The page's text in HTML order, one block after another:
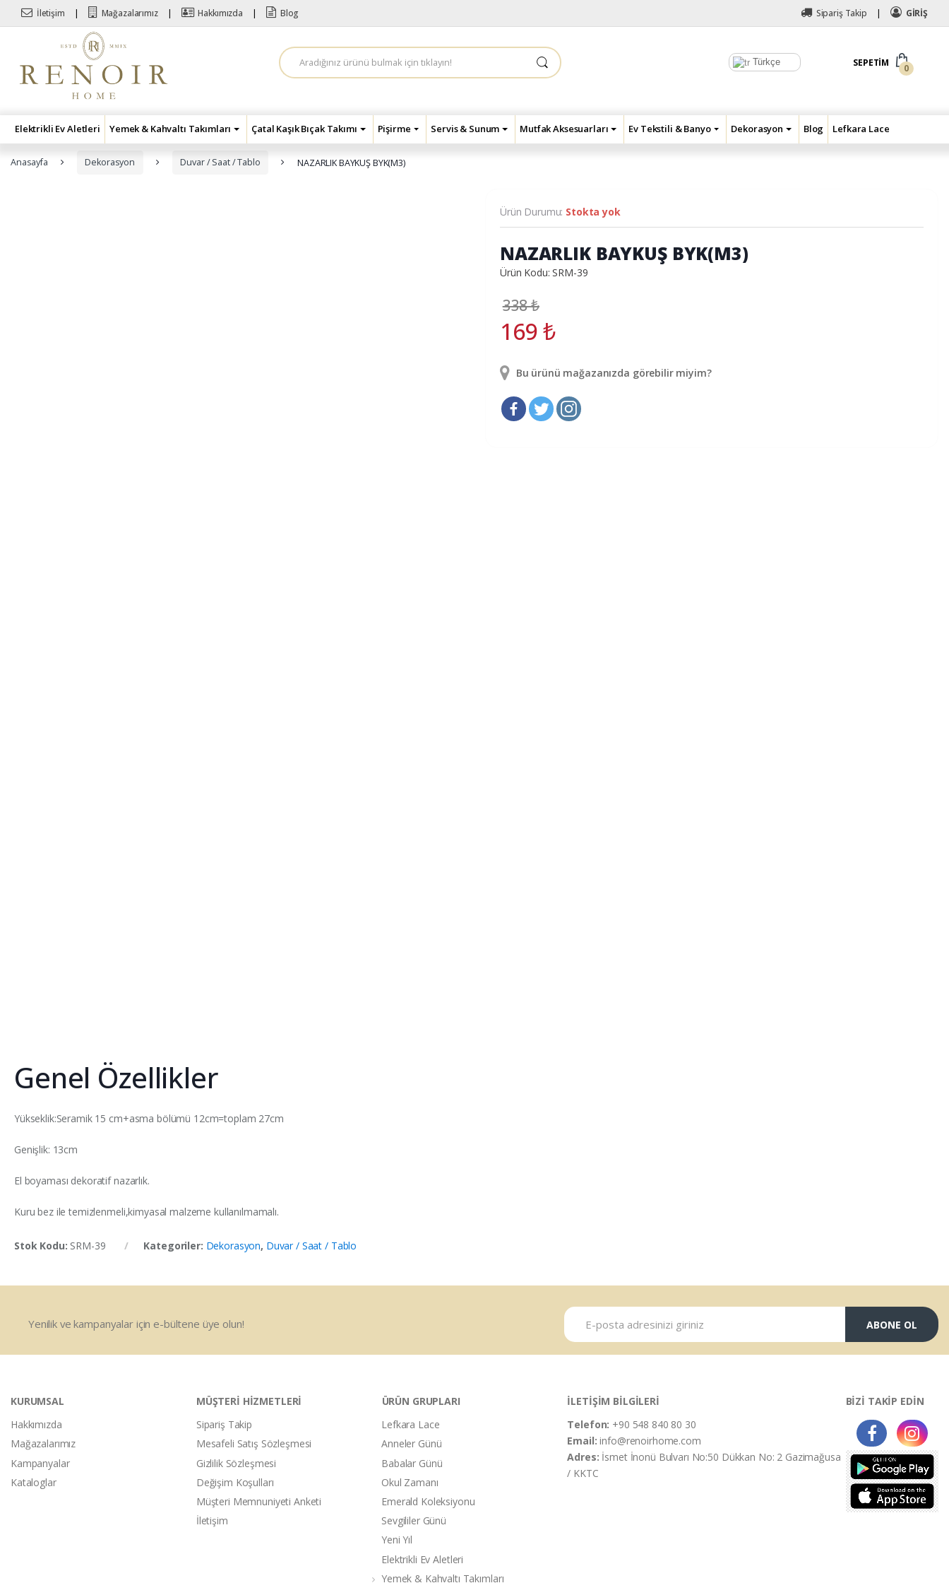
Skip to navigation
Skip to content
İletişim Mağazalarımız Hakkımızda Blog Sipariş Takip GİRİŞ
Türkçe
A
r
a
SEPETIM
0
Elektrikli Ev Aletleri Yemek & Kahvaltı Takımları Çatal Kaşık Bıçak Takımı Pişirme Servis & Sunum Mutfak Aksesuarları Ev Tekstili & Banyo Dekorasyon Blog Lefkara Lace
Anasayfa Dekorasyon Duvar / Saat / Tablo NAZARLIK BAYKUŞ BYK(M3)
Genel Özellikler
Yükseklik:Seramik 15 cm+asma bölümü 12cm=toplam 27cm
Genişlik: 13cm
El boyaması dekoratif nazarlık.
Kuru bez ile temizlenmeli,kimyasal malzeme kullanılmamalı.
Stok Kodu: SRM-39 Kategoriler: Dekorasyon, Duvar / Saat / Tablo
Ürün Durumu: Stokta yok
NAZARLIK BAYKUŞ BYK(M3)
Ürün Kodu: SRM-39
338₺
169₺
Bu ürünü mağazanızda görebilir miyim?
Yenilik ve kampanyalar için e-bültene üye olun! ABONE OL
KURUMSAL
Hakkımızda
Mağazalarımız
Kampanyalar
Kataloglar
MÜŞTERİ HİZMETLERİ
Sipariş Takip
Mesafeli Satış Sözleşmesi
Gizlilik Sözleşmesi
Değişim Koşulları
Müşteri Memnuniyeti Anketi
İletişim
ÜRÜN GRUPLARI
Lefkara Lace
Anneler Günü
Babalar Günü
Okul Zamanı
Emerald Koleksiyonu
Sevgililer Günü
Yeni Yıl
Elektrikli Ev Aletleri
Yemek & Kahvaltı Takımları
İLETİŞİM BİLGİLERİ
Telefon: +90 548 840 80 30
Email:info@renoirhome.com
Adres: İsmet İnonü Bulvarı No:50 Dükkan No: 2 Gazimağusa
/ KKTC
BİZİ TAKİP EDİN